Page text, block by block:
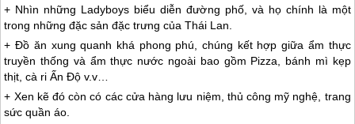
+ Nhìn những Ladyboys biểu diễn đường phố, và họ chính là một
trong những đặc sản đặc trưng củaThái Lan.
+ Đồ ăn xung quanh khá phong phú, chúng kết hợp giữa ẩm thực
truyền thống và ẩm thực nước ngoài bao gồm Pizza, bánh mì kẹp
thịt, cà ri Ấn Độ v.v…
+ Xen kẽ đó còn có các cửa hàng lưu niệm, thủ công mỹ nghệ, trang
sức quần áo.